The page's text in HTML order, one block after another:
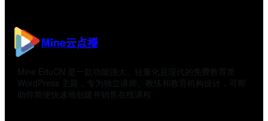
Mine云点播
Mine EduCN 是一款功能强大、轻量化且现代的免费教育类
WordPress 主题，专为独立讲师、教练和教育机构设计，可帮
助你简便快速地创建并销售在线课程